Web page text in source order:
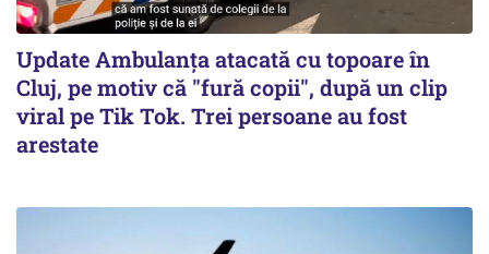
Update Ambulanța atacată cu topoare în
Cluj, pe motiv că "fură copii", după un clip
viral pe Tik Tok. Trei persoane au fost
arestate